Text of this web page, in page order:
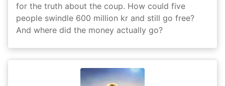
for the truth about the coup. How could five
people swindle 600 million kr and still go free?
And where did the money actually go?